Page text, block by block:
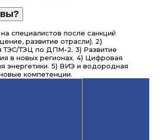
специалистов после санкций
развитие отрасли). 2)
ТЭС/ТЭЦ по ДПМ-2. 3) Развитие
в новых регионах. 4) Цифровая
энергетики. 5) ВИЭ и водородная
компетенции.